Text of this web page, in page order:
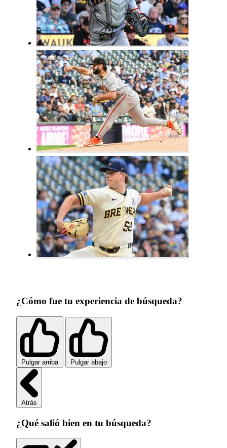
¿Cómo fue tu experiencia de búsqueda?
Pulgar arriba Pulgar abajo
Atrás
¿Qué salió bien en tu búsqueda?